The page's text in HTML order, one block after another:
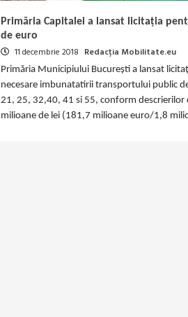
Primăria Capitalei a lansat licitația
de euro
11 decembrie 2018 Redacția Mobilitate.eu
Primăria Municipiului București a lansat
necesare imbunatatirii transportului public
21, 25, 32,40, 41 si 55, conform descrierilor
milioane de lei (181,7 milioane euro/1,8